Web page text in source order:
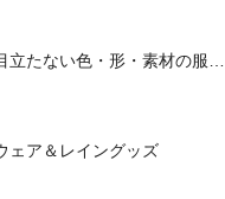
立たない色・形・素材の服を
ェア＆レイングッズ